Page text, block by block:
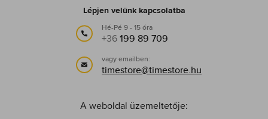
Lépjen velünk kapcsolatba
Hé-Pé 9 - 15 óra
+36199 89 709
vagy emailben:
timestore@timestore.hu
A weboldal üzemeltetője: